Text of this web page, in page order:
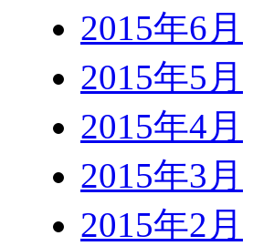
2015年6月
2015年5月
2015年4月
2015年3月
2015年2月